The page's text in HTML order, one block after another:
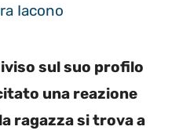
Iacono
sul suo profilo
una reazione
ragazza si trova a